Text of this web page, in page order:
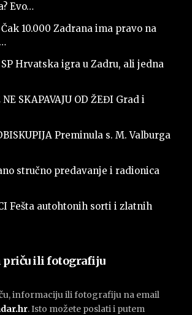
Evo…
Čak 10.000 Zadrana ima pravo na
SP Hrvatska igra u Zadru, ali jedna
SKAPAVAJU OD ŽEĐI Grad i
Preminula s. M. Valburga
stručno predavanje i radionica
Fešta autohtonih sorti i zlatnih
priču ili fotografiju
informaciju ili fotografiju na email
. Isto možete poslati i putem